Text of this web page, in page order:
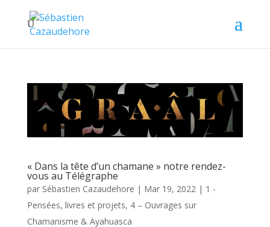
« Dans la tête d’un chamane » notre rendez-
vous au Télégraphe
par Sébastien Cazaudehore | Mar 19, 2022 | 1 -
Pensées, livres et projets, 4 – Ouvrages sur
Chamanisme & Ayahuasca